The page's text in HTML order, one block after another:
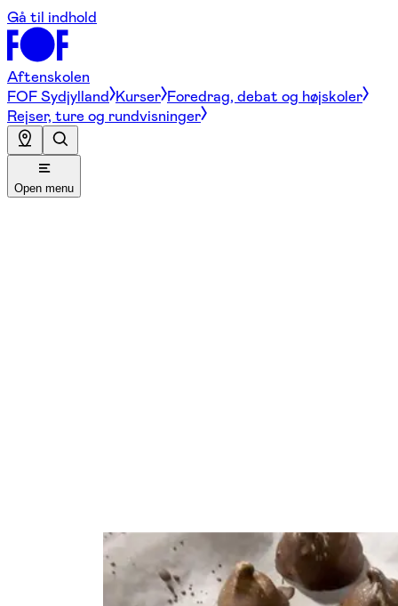
Gå til indhold
Aftenskolen
FOF Sydjylland Kurser Foredrag, debat og højskoler
Rejser, ture og rundvisninger
Open menu